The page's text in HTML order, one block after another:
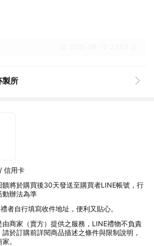
製所
信用卡
饋將於購買後30天發送至購買者LINE帳號，行
動辦法為準
者自行填寫收件地址，便利又貼心。
由商家（賣方）提供之服務，LINE禮物不負責
於訂購前詳閱商品描述之條件與限制說明，
。